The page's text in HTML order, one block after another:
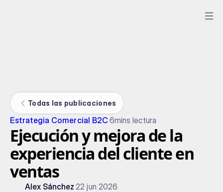
Todas las publicaciones
Estrategia Comercial B2C6mins lectura
Ejecución y mejora de la
experiencia del cliente en
ventas
Alex Sánchez 22 jun 2026